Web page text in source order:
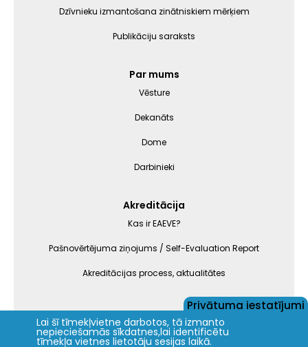
Dzīvnieku izmantošana zinātniskiem mērķiem
Publikāciju saraksts
Par mums
Vēsture
Dekanāts
Dome
Darbinieki
Akreditācija
Kas ir EAEVE?
Pašnovērtējuma ziņojums / Self-Evaluation Report
Akreditācijas process, aktualitātes
Jelgava +21.4°C
Privātuma iestatījumi
Lai šī tīmekļvietne darbotos, tā izmanto
nepieciešamās sīkdatnes,lai identificētu
tīmekļa vietnes lietotāju sesijas laikā.